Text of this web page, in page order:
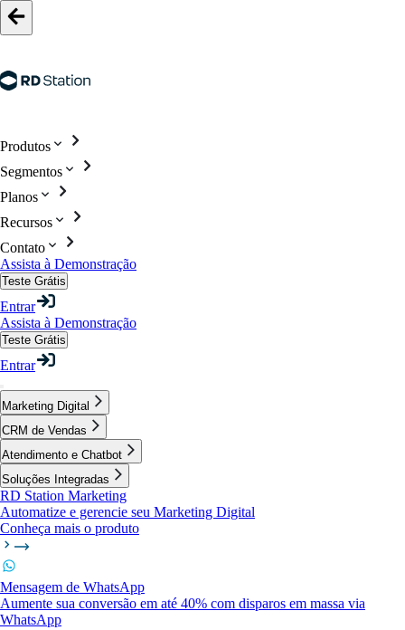
Produtos
Segmentos
Planos
Recursos
Contato
Assista à Demonstração
Teste Grátis
Entrar
Assista à Demonstração
Teste Grátis
Entrar
Marketing Digital
CRM de Vendas
Atendimento e Chatbot
Soluções Integradas
RD Station Marketing
Automatize e gerencie seu Marketing Digital
Conheça mais o produto
Mensagem de WhatsApp
Aumente sua conversão em até 40% com disparos em massa via
WhatsApp